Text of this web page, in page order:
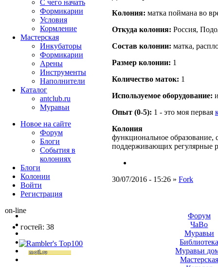
Кoлония: матка поймана во
Откуда кoлония: Россия,
Состав кoлонии: матка,
Размер кoлонии: 1
Количество маток: 1
Используемое оборудование:
Опыт (0-5): 1 - это моя первая
Колония
функциональное образование,
поддерживающих регулярные
30/07/2016 - 15:26 » Fork
С чего начать
Формикарии
Условия
Кормление
Мастерская
Инкубаторы
Формикарии
Арены
Инструменты
Наполнители
Каталог
antclub.ru
Муравьи
Новое на сайте
Форум
Блоги
События в
колониях
Блоги
Колонии
Войти
Peгиcтpaция
on-line
гостей: 38
Форум
ЧаВо
Муравьи
Муравьи
Мастерская